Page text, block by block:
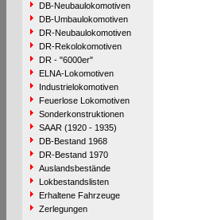
DB-Neubaulokomotiven
DB-Umbaulokomotiven
DR-Neubaulokomotiven
DR-Rekolokomotiven
DR - "6000er"
ELNA-Lokomotiven
Industrielokomotiven
Feuerlose Lokomotiven
Sonderkonstruktionen
SAAR (1920 - 1935)
DB-Bestand 1968
DR-Bestand 1970
Auslandsbestände
Lokbestandslisten
Erhaltene Fahrzeuge
Zerlegungen